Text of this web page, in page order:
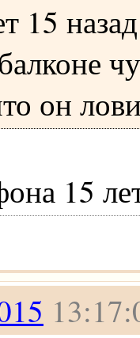
15
он
15